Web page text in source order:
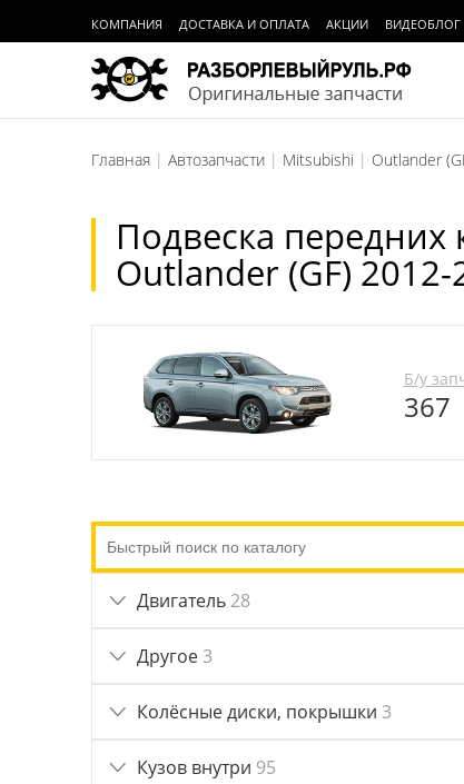
КОМПАНИЯ ДОСТАВКА И ОПЛАТА АКЦИИ ВИДЕОБЛОГ
Главная Автозапчасти Mitsubishi Outlander
Подвеска передних
Outlander (GF) 2012-
Б/у
367
Двигатель 28
Другое 3
Колёсные диски, покрышки 3
Кузов внутри 95